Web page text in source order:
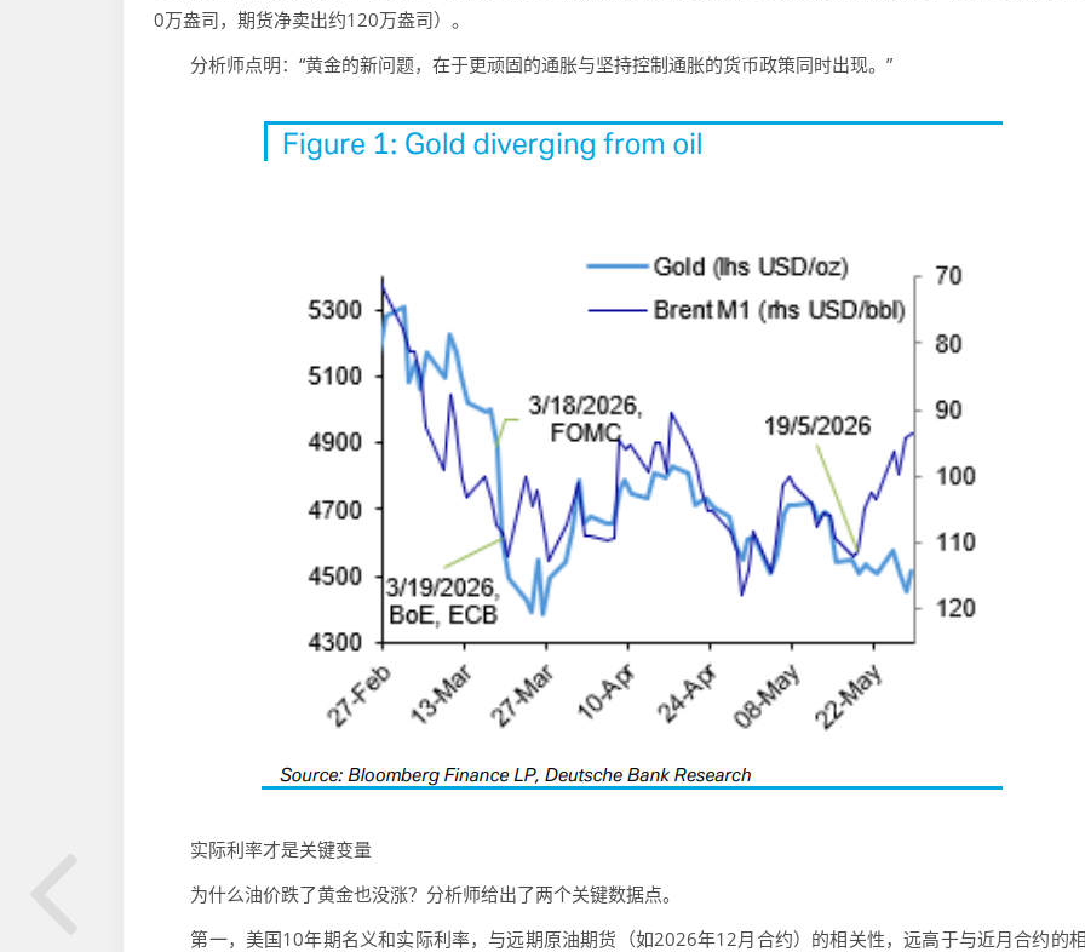
0万盎司，期货净卖出约120万盎司）。
分析师点明：“黄金的新问题，在于更顽固的通胀与坚持控制通胀的货币政策同时出现。”
实际利率才是关键变量
为什么油价跌了黄金也没涨？分析师给出了两个关键数据点。
第一，美国10年期名义和实际利率，与远期原油期货（如2026年12月合约）的相关性，远高于与近月合约的相